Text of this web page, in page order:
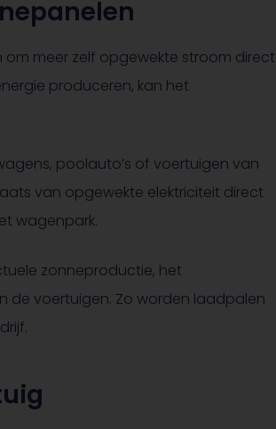
meer zelf opgewekte stroom direct
produceren, kan het
poolauto’s of voertuigen van
van opgewekte elektriciteit direct
wagenpark.
zonneproductie, het
de voertuigen. Zo worden laadpalen